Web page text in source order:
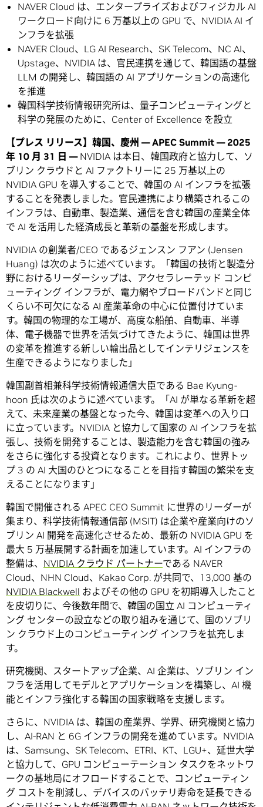
NAVER Cloud は、エンタープライズおよびフィジカル AI
ワークロード向けに 6 万基以上の GPU で、NVIDIA AI イ
ンフラを拡張
NAVER Cloud、LG AI Research、SK Telecom、NC AI、
Upstage、NVIDIA は、官民連携を通じて、韓国語の基盤
LLM の開発し、韓国語の AI アプリケーションの高速化
を推進
韓国科学技術情報研究所は、量子コンピューティングと
科学の発展のために、Center of Excellence を設立
【プレス リリース】韓国、慶州 — APEC Summit — 2025
年 10 月 31 日 —NVIDIA は本日、韓国政府と協力して、ソ
ブリン クラウドと AI ファクトリーに 25 万基以上の
NVIDIA GPU を導入することで、韓国の AI インフラを拡張
することを発表しました。官民連携により構築されるこの
インフラは、自動車、製造業、通信を含む韓国の産業全体
で AI を活用した経済成長と革新の基盤を形成します。
NVIDIA の創業者/CEO であるジェンスン フアン (Jensen
Huang) は次のように述べています。「韓国の技術と製造分
野におけるリーダーシップは、アクセラレーテッド コンピ
ューティング インフラが、電力網やブロードバンドと同じ
くらい不可欠になる AI 産業革命の中心に位置付けていま
す。韓国の物理的な工場が、高度な船舶、自動車、半導
体、電子機器で世界を活気づけてきたように、韓国は世界
の変革を推進する新しい輸出品としてインテリジェンスを
生産できるようになりました」
韓国副首相兼科学技術情報通信大臣である Bae Kyung-
hoon 氏は次のように述べています。「AI が単なる革新を超
えて、未来産業の基盤となった今、韓国は変革への入り口
に立っています。NVIDIA と協力して国家の AI インフラを拡
張し、技術を開発することは、製造能力を含む韓国の強み
をさらに強化する投資となります。これにより、世界トッ
プ 3 の AI 大国のひとつになることを目指す韓国の繁栄を支
えることになります」
韓国で開催される APEC CEO Summit に世界のリーダーが
集まり、科学技術情報通信部 (MSIT) は企業や産業向けのソ
ブリン AI 開発を高速化させるため、最新の NVIDIA GPU を
最大 5 万基展開する計画を加速しています。AI インフラの
整備は、 NVIDIA クラウド パートナーである NAVER
Cloud、NHN Cloud、Kakao Corp. が共同で、13,000 基の
NVIDIA Blackwell およびその他の GPU を初期導入したこと
を皮切りに、今後数年間で、韓国の国立 AI コンピューティ
ング センターの設立などの取り組みを通じて、国のソブリ
ン クラウド上のコンピューティング インフラを拡充しま
す。
研究機関、スタートアップ企業、AI 企業は、ソブリン イン
フラを活用してモデルとアプリケーションを構築し、AI 機
能とインフラ強化する韓国の国家戦略を支援します。
さらに、NVIDIA は、韓国の産業界、学界、研究機関と協力
し、AI-RAN と 6G インフラの開発を進めています。NVIDIA
は、Samsung、SK Telecom、ETRI、KT、LGU+、延世大学
と協力して、GPU コンピューテーション タスクをネットワ
ークの基地局にオフロードすることで、コンピューティン
グ コストを削減し、デバイスのバッテリ寿命を延長できる